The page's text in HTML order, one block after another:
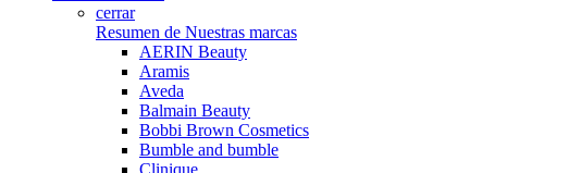
cerrar
Resumen de Nuestras marcas
AERIN Beauty
Aramis
Aveda
Balmain Beauty
Bobbi Brown Cosmetics
Bumble and bumble
Clinique